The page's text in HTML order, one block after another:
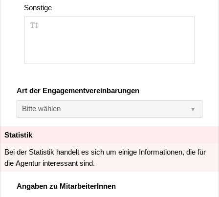
Sonstige
Art der Engagementvereinbarungen
Statistik
Bei der Statistik handelt es sich um einige Informationen, die für
die Agentur interessant sind.
Angaben zu MitarbeiterInnen